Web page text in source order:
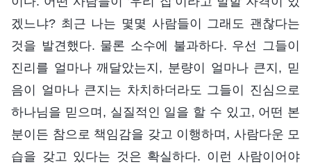
겠느냐? 최근 나는 몇몇 사람들이 그래도 괜찮다는
것을 발견했다. 물론 소수에 불과하다. 우선 그들이
진리를 얼마나 깨달았는지, 분량이 얼마나 큰지, 믿
음이 얼마나 큰지는 차치하더라도 그들이 진심으로
하나님을 믿으며, 실질적인 일을 할 수 있고, 어떤 본
분이든 참으로 책임감을 갖고 이행하며, 사람다운 모
습을 갖고 있다는 것은 확실하다. 이런 사람이어야